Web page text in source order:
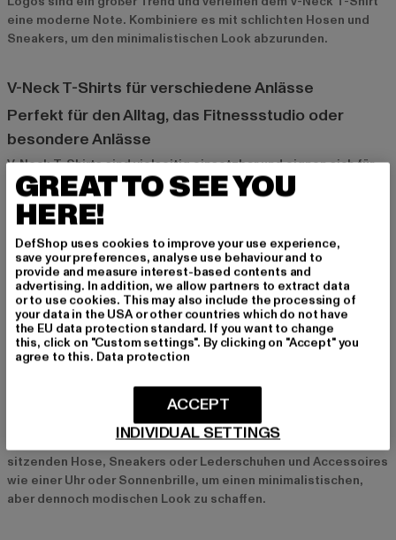
eine moderne Note. Kombiniere es mit schlichten Hosen und
Sneakers, um den minimalistischen Look abzurunden.
V-Neck T-Shirts für verschiedene Anlässe
Perfekt für den Alltag, das Fitnessstudio oder
besondere Anlässe
V-Neck T-Shirts sind vielseitig einsetzbar und eignen sich für
eine Vielzahl von Anlässen. Im Alltag lassen sie sich mühelos
mit Jeans oder Shorts kombinieren und bieten einen
entspannten, aber stilvollen Look. Im Fitnessstudio sorgen sie
für Komfort und Bewegungsfreiheit. Bei besonderen Anlässen
kannst du ein V-Neck T-Shirt mit einem Sakko und eleganten
Schuhen tragen, um einen smarten, modernen Look zu kreieren.
Egal für welchen Anlass – V-Neck T-Shirts sind eine stilvolle
und flexible Wahl.
Die ideale Wahl für stilvolle und schlichte Outfits
Wenn du auf der Suche nach einem stilvollen und dennoch
schlichten Outfit bist, ist das V-Neck T-Shirt die perfekte Wahl.
Es bietet genügend Flexibilität, um sowohl lässige als auch
elegante Outfits zu kreieren. Kombiniere es mit einer gut
sitzenden Hose, Sneakers oder Lederschuhen und Accessoires
wie einer Uhr oder Sonnenbrille, um einen minimalistischen,
aber dennoch modischen Look zu schaffen.
GREAT TO SEE YOU
HERE!
DefShop uses cookies to improve your use experience,
save your preferences, analyse use behaviour and to
provide and measure interest-based contents and
advertising. In addition, we allow partners to extract data
or to use cookies. This may also include the processing of
your data in the USA or other countries which do not have
the EU data protection standard. If you want to change
this, click on "Custom settings". By clicking on "Accept" you
agree to this. Data protection
INDIVIDUAL SETTINGS
ACCEPT